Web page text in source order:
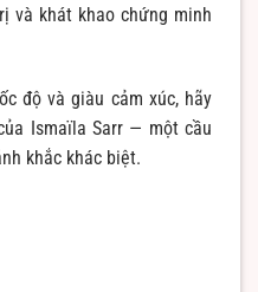
và khát khao chứng minh
độ và giàu cảm xúc, hãy
Ismaïla Sarr — một cầu
khắc khác biệt.